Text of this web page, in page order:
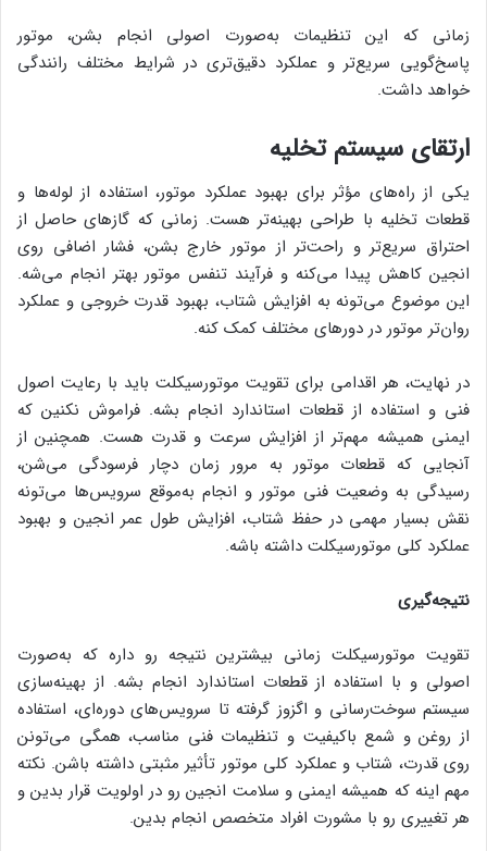
زمانی که این تنظیمات به‌صورت اصولی انجام بشن، موتور
پاسخ‌گویی سریع‌تر و عملکرد دقیق‌تری در شرایط مختلف رانندگی
خواهد داشت.
ارتقای سیستم تخلیه
یکی از راه‌های مؤثر برای بهبود عملکرد موتور، استفاده از لوله‌ها و
قطعات تخلیه با طراحی بهینه‌تر هست. زمانی که گازهای حاصل از
احتراق سریع‌تر و راحت‌تر از موتور خارج بشن، فشار اضافی روی
انجین کاهش پیدا می‌کنه و فرآیند تنفس موتور بهتر انجام می‌شه.
این موضوع می‌تونه به افزایش شتاب، بهبود قدرت خروجی و عملکرد
روان‌تر موتور در دورهای مختلف کمک کنه.
در نهایت، هر اقدامی برای تقویت موتورسیکلت باید با رعایت اصول
فنی و استفاده از قطعات استاندارد انجام بشه. فراموش نکنین که
ایمنی همیشه مهم‌تر از افزایش سرعت و قدرت هست. همچنین از
آنجایی که قطعات موتور به مرور زمان دچار فرسودگی می‌شن،
رسیدگی به وضعیت فنی موتور و انجام به‌موقع سرویس‌ها می‌تونه
نقش بسیار مهمی در حفظ شتاب، افزایش طول عمر انجین و بهبود
عملکرد کلی موتورسیکلت داشته باشه.
نتیجه‌گیری
تقویت موتورسیکلت زمانی بیشترین نتیجه رو داره که به‌صورت
اصولی و با استفاده از قطعات استاندارد انجام بشه. از بهینه‌سازی
سیستم سوخت‌رسانی و اگزوز گرفته تا سرویس‌های دوره‌ای، استفاده
از روغن و شمع باکیفیت و تنظیمات فنی مناسب، همگی می‌تونن
روی قدرت، شتاب و عملکرد کلی موتور تأثیر مثبتی داشته باشن. نکته
مهم اینه که همیشه ایمنی و سلامت انجین رو در اولویت قرار بدین و
هر تغییری رو با مشورت افراد متخصص انجام بدین.